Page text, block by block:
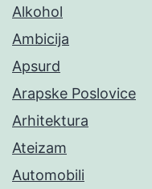
Alkohol
Ambicija
Apsurd
Arapske Poslovice
Arhitektura
Ateizam
Automobili